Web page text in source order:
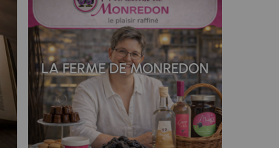
LA FERME DE MONREDON